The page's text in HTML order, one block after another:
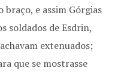
e assim Górgias
soldados de Esdrin,
extenuados;
que se mostrasse